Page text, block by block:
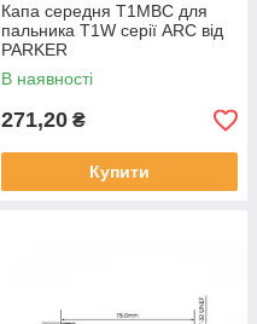
Капа середня T1MBC для
пальника T1W серії ARC від
PARKER
В наявності
271,20 ₴
Купити